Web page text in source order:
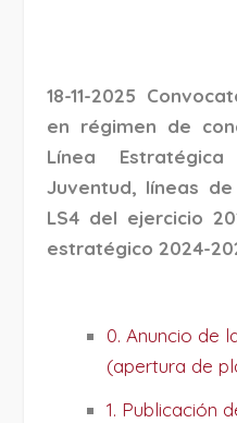
18-11-2025
en régimen de
Línea
Juventud, líneas de
LS4 del ejercicio
estratégico 2024-
0. Anuncio de
(apertura de
1. Publicación